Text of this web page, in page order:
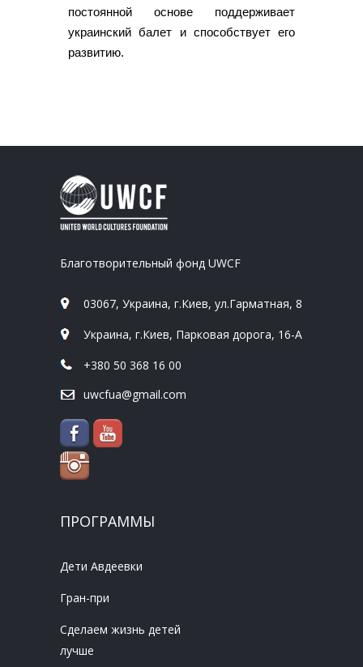
постоянной основе поддерживает
украинский балет и способствует его
развитию.
Благотворительный фонд UWCF
03067, Украина, г.Киев, ул.Гарматная, 8
Украина, г.Киев, Парковая дорога, 16-А
+380 50 368 16 00
uwcfua@gmail.com
ПРОГРАММЫ
Дети Авдеевки
Гран-при
Сделаем жизнь детей
лучше